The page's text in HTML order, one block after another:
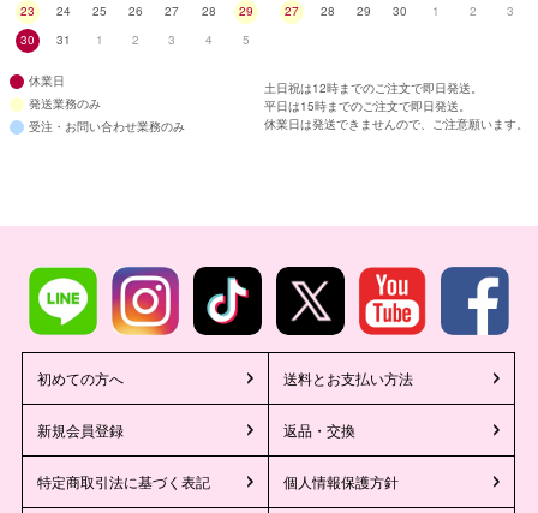
23
24 25 26 27 28
29
30
31 1 2 3 4 5
27
28 29 30 1 2 3
休業日
発送業務のみ
受注・お問い合わせ業務のみ
土日祝は12時までのご注文で即日発送。
平日は15時までのご注文で即日発送。
休業日は発送できませんので、ご注意願います。
初めての方へ 送料とお支払い方法
新規会員登録 返品・交換
特定商取引法に基づく表記 個人情報保護方針